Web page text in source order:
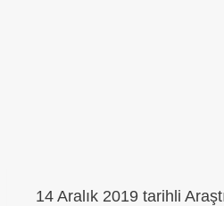
14 Aralık 2019 tarihli